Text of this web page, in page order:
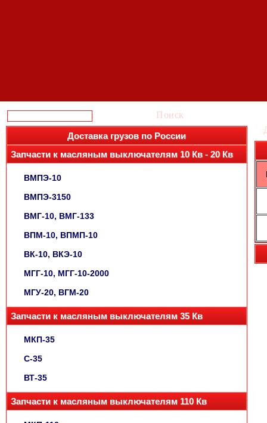
Поиск
Доставка грузов по России
Запчасти к масляным выключателям 10 Кв - 20 Кв
ВМПЭ-10
ВМПЭ-3150
ВМГ-10, ВМГ-133
ВПМ-10, ВПМП-10
ВК-10, ВКЭ-10
МГГ-10, МГГ-10-2000
МГУ-20, ВГМ-20
Запчасти к масляным выключателям 35 Кв
МКП-35
С-35
ВТ-35
Запчасти к масляным выключателям 110 Кв